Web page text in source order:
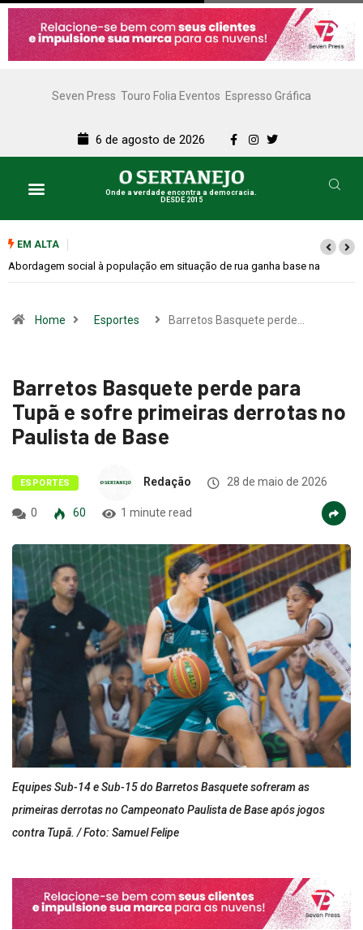
Seven Press Touro Folia Eventos Espresso Gráfica
6 de agosto de 2026
Onde a verdade encontra a democracia.
DESDE 2015
EM ALTA
Cemitérios terão horário especial e missas no Dia dos Pais
Home Esportes Barretos Basquete perde…
Barretos Basquete perde para
Tupã e sofre primeiras derrotas no
Paulista de Base
ESPORTES Redação 28 de maio de 2026
0 60 1 minute read
Equipes Sub-14 e Sub-15 do Barretos Basquete sofreram as
primeiras derrotas no Campeonato Paulista de Base após jogos
contra Tupã. / Foto: Samuel Felipe